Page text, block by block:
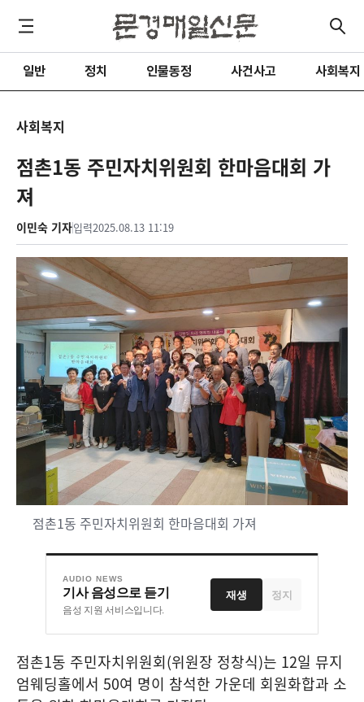
일반 정치 인물동정 사건사고 사회복지
사회복지
점촌1동 주민자치위원회 한마음대회 가
져
이민숙 기자입력2025.08.13 11:19
점촌1동 주민자치위원회 한마음대회 가져
AUDIO NEWS
기사 음성으로 듣기
음성 지원 서비스입니다.
재생 정지
점촌1동 주민자치위원회(위원장 정창식)는 12일 뮤지
엄웨딩홀에서 50여 명이 참석한 가운데 회원화합과 소